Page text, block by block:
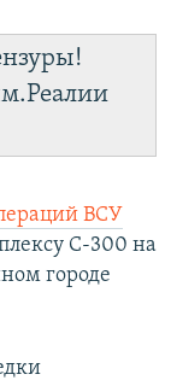
ВСУ
С-300 на
городе